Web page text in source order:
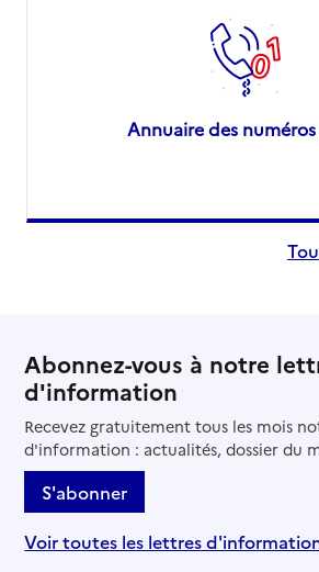
Annuaire des
Abonnez-vous à notre
d'information
Recevez gratuitement tous les mois
d'information : actualités, dossier du
S'abonner
Voir toutes les lettres